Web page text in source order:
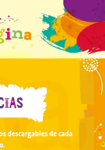
descargables de cada